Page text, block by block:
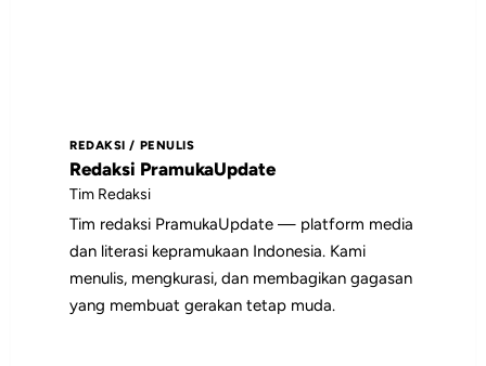
catatan pembinaan, atau rujukan saat
menyiapkan kegiatan.
REDAKSI / PENULIS
Redaksi PramukaUpdate
Tim Redaksi
Tim redaksi PramukaUpdate — platform media
dan literasi kepramukaan Indonesia. Kami
menulis, mengkurasi, dan membagikan gagasan
yang membuat gerakan tetap muda.